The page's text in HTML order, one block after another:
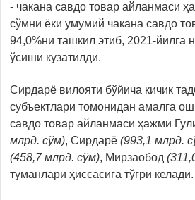
- чакана савдо товар айланмаси
сўмни ёки умумий чакана савдо
94,0%ни ташкил этиб, 2021-йилга
ўсиши кузатилди.
Сирдарё вилояти бўйича кичик
субъектлари томонидан амалга
савдо товар айланмаси ҳажми
млрд. сўм), Сирдарё (993,1 млрд.
(458,7 млрд. сўм), Мирзаобод
туманлари ҳиссасига тўғри келади.